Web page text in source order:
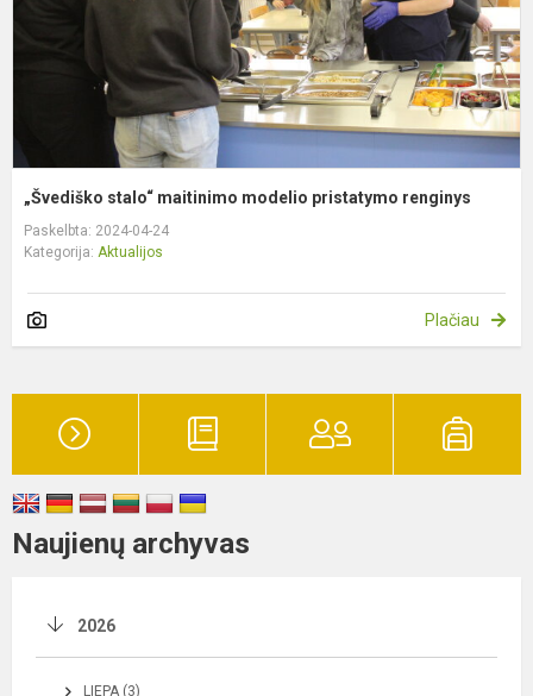
„Švediško stalo“ maitinimo modelio pristatymo renginys
Paskelbta: 2024-04-24
Kategorija: Aktualijos
Plačiau
Naujienų archyvas
2026
LIEPA (3)